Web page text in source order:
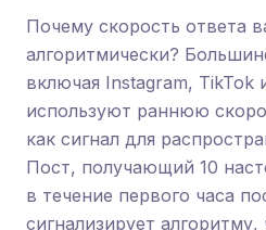
Почему скорость ответа
алгоритмически?
включая Instagram, TikTok
используют раннюю
как сигнал для
Пост, получающий 10
в течение первого часа
сигнализирует